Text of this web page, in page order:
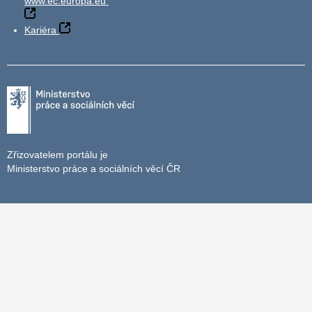
Kariéra
Zřizovatelem portálu je
Ministerstvo práce a sociálních věcí ČR